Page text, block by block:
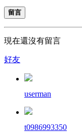
留言
現在還沒有留言
好友
userman
t0986993350